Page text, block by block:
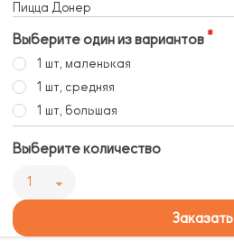
Пицца Донер
Выберите один из вариантов
1 шт, маленькая
1 шт, средняя
1 шт, большая
Выберите количество
1
Заказать